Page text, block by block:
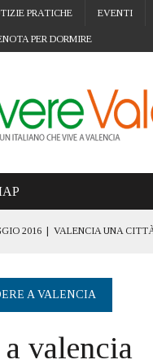
PRATICHE EVENTI
PER DORMIRE
2016 VALENCIA UNA
A VALENCIA: I MURALES E
A VALENCIA CON I
A VALENCIA
a valencia